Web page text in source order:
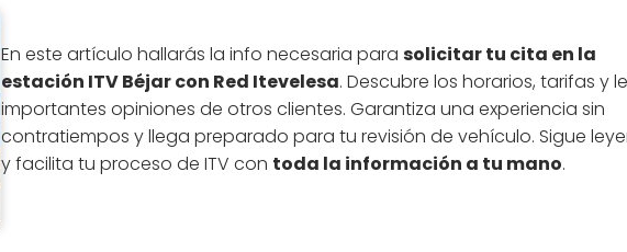
En este artículo hallarás la info necesaria para solicitar tu cita en la
estación ITV Béjar con Red Itevelesa. Descubre los horarios, tarifas y
importantes opiniones de otros clientes. Garantiza una experiencia sin
contratiempos y llega preparado para tu revisión de vehículo. Sigue
y facilita tu proceso de ITV con toda la información a tu mano.